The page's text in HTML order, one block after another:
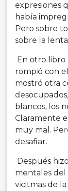
expresiones
había
Pero sobre
sobre la
En otro libro
rompió con
mostró otra
blancos, los
Claramente
muy mal.
desafiar.
Después
mentales del
vicitmas de